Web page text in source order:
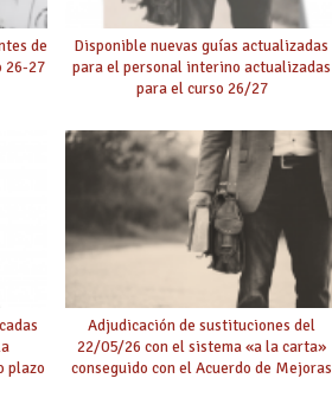
de
26-27
Disponible nuevas guías actualizadas
para el personal interino actualizadas
para el curso 26/27
plazo
Adjudicación de sustituciones del
22/05/26 con el sistema «a la carta»
conseguido con el Acuerdo de Mejoras